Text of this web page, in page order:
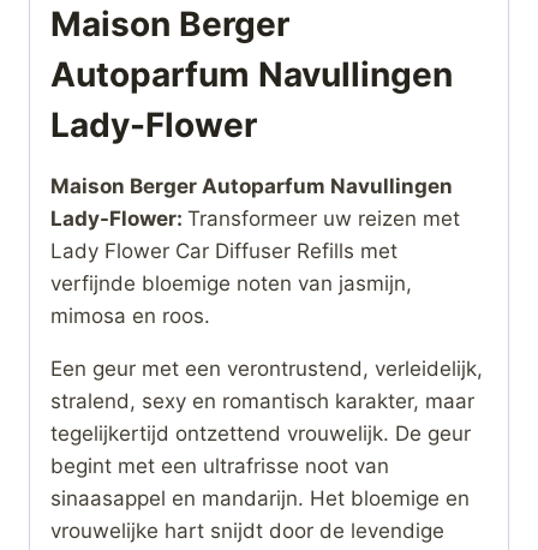
Maison Berger
Autoparfum Navullingen
Lady-Flower
Maison Berger Autoparfum Navullingen
Lady-Flower: Transformeer uw reizen met
Lady Flower Car Diffuser Refills met
verfijnde bloemige noten van jasmijn,
mimosa en roos.
Een geur met een verontrustend, verleidelijk,
stralend, sexy en romantisch karakter, maar
tegelijkertijd ontzettend vrouwelijk. De geur
begint met een ultrafrisse noot van
sinaasappel en mandarijn. Het bloemige en
vrouwelijke hart snijdt door de levendige